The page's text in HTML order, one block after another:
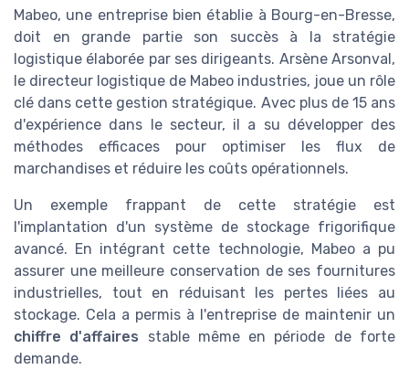
Mabeo, une entreprise bien établie à Bourg-en-Bresse,
doit en grande partie son succès à la stratégie
logistique élaborée par ses dirigeants. Arsène Arsonval,
le directeur logistique de Mabeo industries, joue un rôle
clé dans cette gestion stratégique. Avec plus de 15 ans
d'expérience dans le secteur, il a su développer des
méthodes efficaces pour optimiser les flux de
marchandises et réduire les coûts opérationnels.
Un exemple frappant de cette stratégie est
l'implantation d'un système de stockage frigorifique
avancé. En intégrant cette technologie, Mabeo a pu
assurer une meilleure conservation de ses fournitures
industrielles, tout en réduisant les pertes liées au
stockage. Cela a permis à l'entreprise de maintenir un
chiffre d'affaires stable même en période de forte
demande.